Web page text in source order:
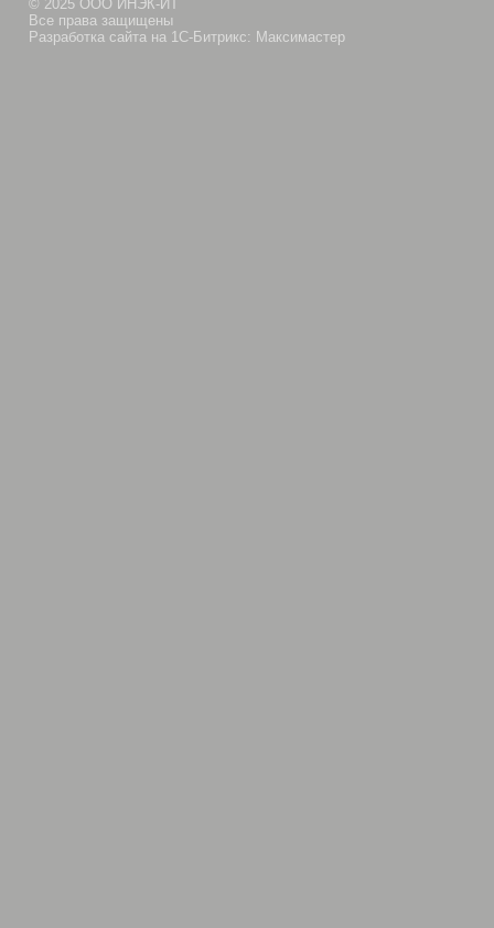
© 2025 ООО ИНЭК-ИТ
Все права защищены
Разработка сайта на 1С-Битрикс: Максимастер